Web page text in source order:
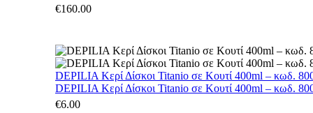
€160.00
DEPILIA Κερί Δίσκοι Titanio σε Κουτί 400ml – κωδ.
DEPILIA Κερί Δίσκοι Titanio σε Κουτί 400ml – κωδ.
€6.00